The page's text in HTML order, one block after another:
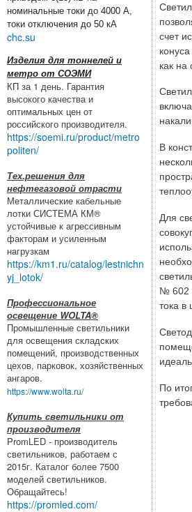
номинальные токи до 4000 А,
токи отключения до 50 кА
chc.su
Изделия для тоннелей и
метро от СОЭМИ
КП за 1 день. Гарантия
высокого качества и
оптимальных цен от
российского производителя.
https://soemi.ru/product/metro
politen/
Тех.решения для
нефтегазовой отрасти
Металлические кабельные
лотки СИСТЕМА КМ®
устойчивые к агрессивным
факторам и усиленным
нагрузкам
https://km1.ru/catalog/lestnichn
yj_lotok/
Профессиональное
освещение WOLTA®
Промышленные светильники
для освещения складских
помещений, производственных
цехов, парковок, хозяйственных
ангаров.
https://www.wolta.ru/
Купить светильники от
производителя
PromLED - производитель
светильников, работаем с
2015г. Каталог более 7500
моделей светильников.
Обращайтесь!
https://promled.com/
счет
как на
В
Для
№ 602
тока в
По